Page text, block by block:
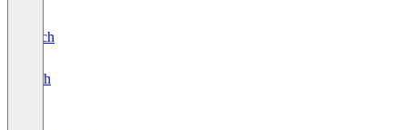
Deutsch
English